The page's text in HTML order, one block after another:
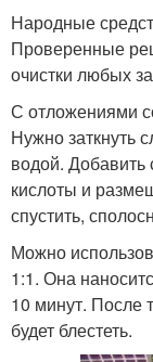
Народные
Проверенные
очистки любых
С отложениями
Нужно заткнуть
водой. Добавить
кислоты и
спустить,
Можно
1:1. Она
10 минут. После
будет блестеть.